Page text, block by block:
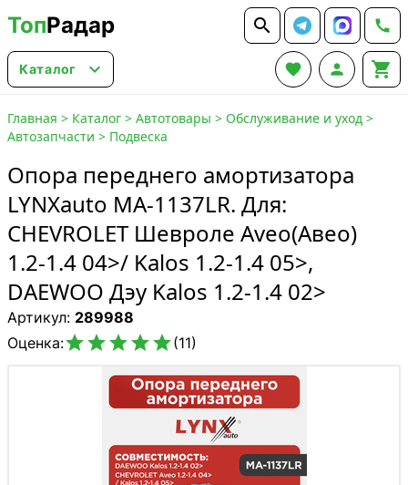
ТопРадар  
Каталог    
Главная > Каталог > Автотовары > Обслуживание и уход >
Автозапчасти > Подвеска
Опора переднего амортизатора
LYNXauto MA-1137LR. Для:
CHEVROLET Шевроле Aveo(Авео)
1.2-1.4 04>/ Kalos 1.2-1.4 05>,
DAEWOO Дэу Kalos 1.2-1.4 02>
Артикул: 289988
Оценка:(11)